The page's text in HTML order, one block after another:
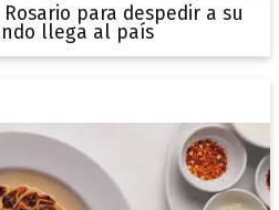
para despedir a su
llega al país